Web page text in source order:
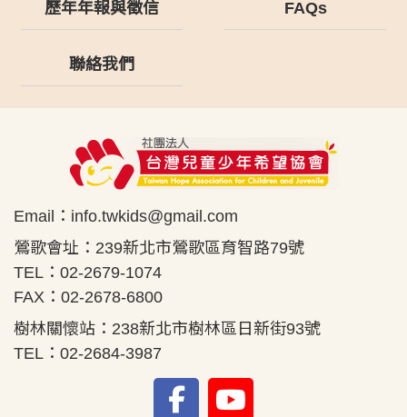
歷年年報與徵信 FAQs
聯絡我們
Email： info.twkids@gmail.com
鶯歌會址：239新北市鶯歌區育智路79號
TEL：02-2679-1074
FAX：02-2678-6800
樹林關懷站：238新北市樹林區日新街93號
TEL：02-2684-3987